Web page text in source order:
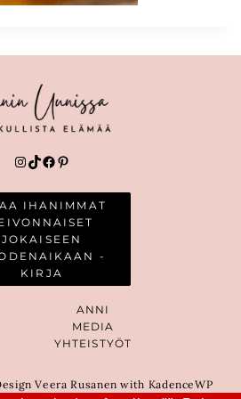
Instagram
TikTok
Facebook
Pinterest
IHANIMMAT
JOKAISEEN
-
KIRJA
ANNI
MEDIA
YHTEISTYÖT
Veera Rusanen with KadenceWP